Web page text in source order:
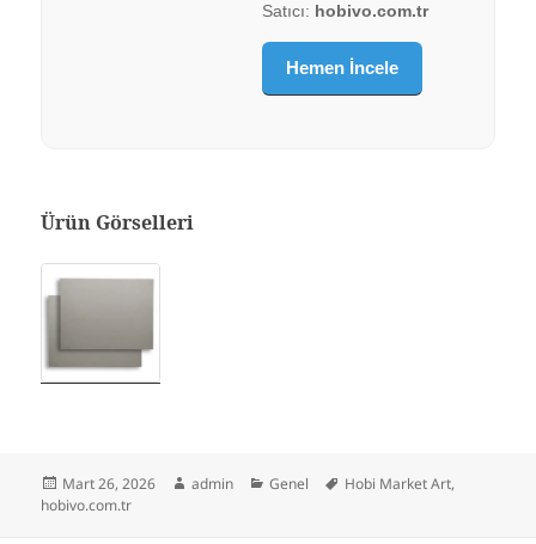
Satıcı: hobivo.com.tr
Hemen İncele
Ürün Görselleri
Yayın
tarihi
Mart 26, 2026 Yazar
admin Kategoriler
Genel Etiketler
Hobi Market Art,
hobivo.com.tr